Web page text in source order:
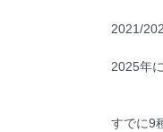
2021/
2025年
すでに9